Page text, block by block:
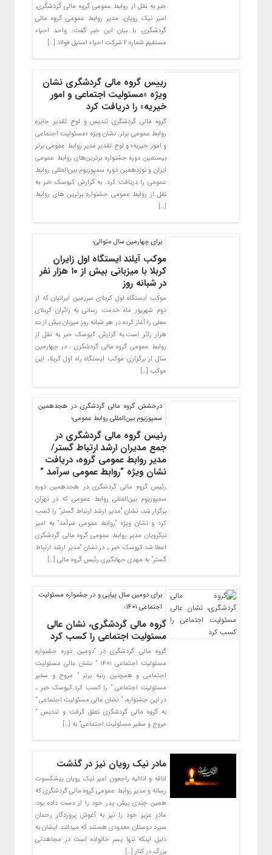
خبر به نقل از روابط عمومی گروه مالی گردشگری،
امیر نیک رویان، مدیر روابط عمومی گروه مالی
گردشگری، با بیان این خبر گفت: واحد احیاء
مستقیم شماره ۲ شرکت احیاء استیل فولاد […]
رییس گروه مالی گردشگری نشان
ویژه «مسئولیت اجتماعی و امور
خیریه» را دریافت کرد
گروه مالی گردشگری تندیس و لوح تقدیر جایزه
روابط عمومی برتر، نشان ویژه «مسئولیت اجتماعی
و امور خیریه» و لوح تقدیر مدیر روابط عمومی برتر
بیستمین دوره جشنواره برترین‌های روابط عمومی
ایران و نوزدهمین دوره سمپوزیوم بین‌المللی روابط
عمومی را دریافت کرد. به گزارش کیوسک خبر به
نقل از روابط عمومی جشنواره برترین های روابط
[…]
برای چهارمین سال متوالی؛
موکب آیلند ایستگاه اول زایران
کربلا با میزبانی بیش از ۱۰ هزار نفر
در شبانه روز
موکب ایستگاه اول کربلای سرزمین ایرانیان که از
دوم شهریور ماه خدمت رسانی به زائران کربلای
معلی را آغاز کرده در هر شبانه روز میزبان بیش از ده
هزار زائر است.به گزارش کیوسک خبر به نقل از
روابط عمومی گروه مالی گردشگری ، در چهارمین
سال از برگزاری موکب ایستگاه راه اول کربلا، این
موکب […]
درخشش گروه مالی گردشگری در هجدهمین
سمپوزیوم بین‌المللی روابط عمومی؛
رئیس گروه مالی گردشگری در
جمع مدیران ارشد ارتباط گستر/
مدیر روابط عمومی گروه، دریافت
نشان ویژه “روابط عمومی سرآمد “
رئیس گروه مالی گردشگری در هجدهمین دوره
سمپوزیوم بین‌المللی روابط عمومی که در تهران
برگزار شد، نشان “مدیر ارشد ارتباط گستر” را کسب
کرد و نشان ویژه “روابط عمومی سرآمد” به امیر
نیکرویان مدیر روابط عمومی گروه مالی گردشگری
اعطا شد.کیوسک خبر ـ در نشان “مدیر ارشد ارتباط
گستر” به مهدی جهانگیری رئیس گروه مالی […]
برای دومین سال پیاپی و در جشنواره مسئولیت
اجتماعی 1401؛
گروه مالی گردشگری، نشان عالی
مسئولیت اجتماعی را کسب کرد
گروه مالی گردشگری در “دومین دوره جشنواره
مسئولیت اجتماعی ۱۴۰۱ ” نشان عالی مسئولیت
اجتماعی و همچنین رتبه برتر ” مروج و سفیر
مسئولیت اجتماعی ” را کسب کرد.کیوسک خبر ـ
در این جشنواره، ” نشان عالی مسئولیت اجتماعی ”
به گروه مالی گردشگری تعلق گرفت و تندیس ”
مروج و سفیر مسئولیت اجتماعی” به […]
مادر نیک رویان نیز در گذشت
انالله و اناالیه راجعون امیر نیک رویان پیشکسوت
رسانه و مدیر روابط عمومی گروه مالی گردشگری که
همین چندی پیش پدر خود را از دست داده بود؛
مادر عزیز خود را نیز به آغوش پروردگار رحمان
سپرد دوستان معدودی هستند که میدانند ایشان به
دلیل اینکه تنها پسر خانواده است در مجاهدتی
بزرگ در کنار […]